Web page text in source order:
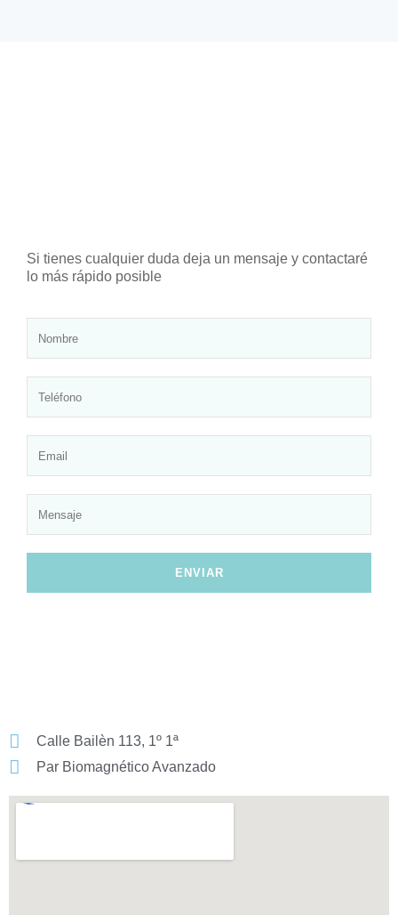
Si tienes cualquier duda deja un mensaje y contactaré
lo más rápido posible
ENVIAR
Calle Bailèn 113, 1º 1ª
Par Biomagnético Avanzado